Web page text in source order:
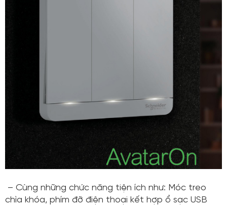
– Cùng những chức năng tiện ích như: Móc treo
chìa khóa, phím đỡ điện thoại kết hợp ổ sạc USB